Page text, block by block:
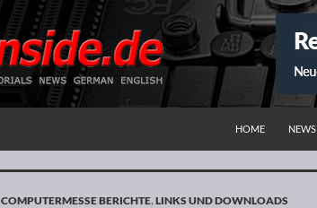
HOME
NEWS
COMPUTERMESSE BERICHTE,LINKS UND DOWNLOADS